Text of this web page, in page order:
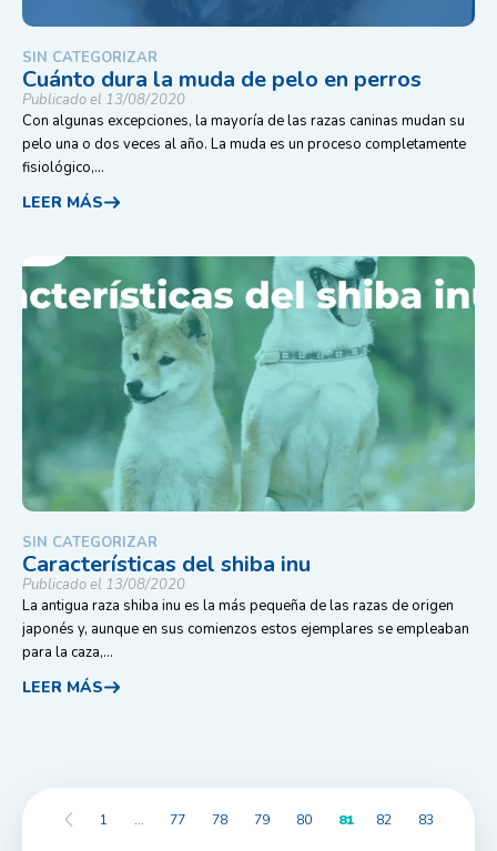
SIN CATEGORIZAR
Cuánto dura la muda de pelo en perros
Publicado el 13/08/2020
Con algunas excepciones, la mayoría de las razas caninas mudan su
pelo una o dos veces al año. La muda es un proceso completamente
fisiológico,...
LEER MÁS
SIN CATEGORIZAR
Características del shiba inu
Publicado el 13/08/2020
La antigua raza shiba inu es la más pequeña de las razas de origen
japonés y, aunque en sus comienzos estos ejemplares se empleaban
para la caza,...
LEER MÁS
1 … 77 78 79 80 81 82 83